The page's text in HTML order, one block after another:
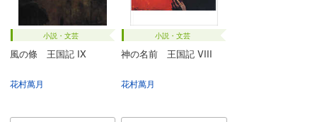
小説・文芸
風の條 王国記 IX
花村萬月
小説・文芸
神の名前 王国記 VIII
花村萬月